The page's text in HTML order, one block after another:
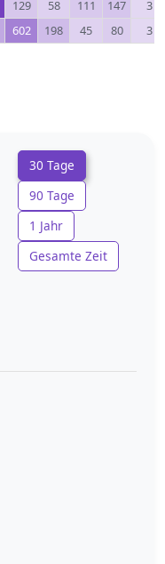
129 58 111 147
3
602 198 45 80 3
30 Tage
90 Tage
1 Jahr
Gesamte Zeit